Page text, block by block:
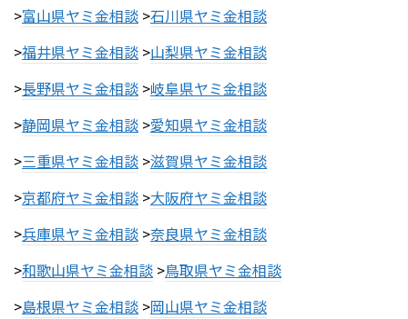
>富山県ヤミ金相談 >石川県ヤミ金相談
>福井県ヤミ金相談 >山梨県ヤミ金相談
>長野県ヤミ金相談 >岐阜県ヤミ金相談
>静岡県ヤミ金相談 >愛知県ヤミ金相談
>三重県ヤミ金相談 >滋賀県ヤミ金相談
>京都府ヤミ金相談 >大阪府ヤミ金相談
>兵庫県ヤミ金相談 >奈良県ヤミ金相談
>和歌山県ヤミ金相談 >鳥取県ヤミ金相談
>島根県ヤミ金相談 >岡山県ヤミ金相談